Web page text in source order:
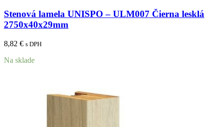
Stenová lamela UNISPO – ULM007 Čierna lesklá
2750x40x29mm
8,82 € s DPH
Na sklade